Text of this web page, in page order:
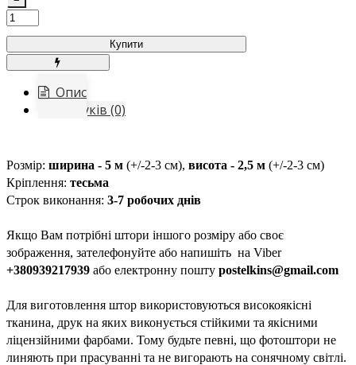
Купити
Опис
Відгуків (0)
Розмір: ширина - 5 м (+/-2-3 см), висота - 2,5 м (+/-2-3 см)
Кріплення: тесьма
Строк виконання: 3-7 робочих днів
Якщо Вам потрібні штори іншого розміру або своє
зображення, зателефонуйте або напишіть на Viber
+380939217939 або електронну пошту postelkins@gmail.com
Для виготовлення штор використовуються високоякісні
тканина, друк на яких виконується стійкими та якісними
ліцензійними фарбами. Тому будьте певні, що фотоштори не
линяють при прасуванні та не вигорають на сонячному світлі.